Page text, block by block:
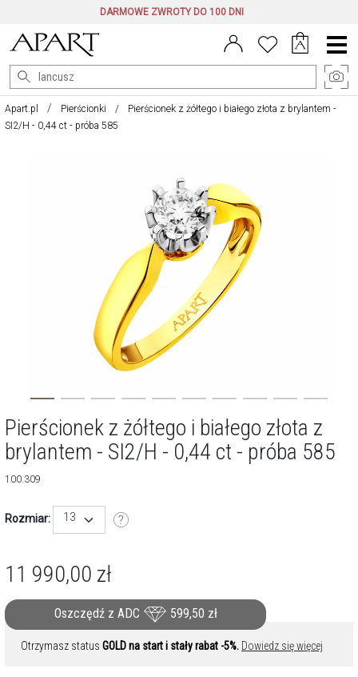
DARMOWE ZWROTY DO 100 DNI
Menu
główne
Apart.pl Pierścionki
Pierścionek z żółtego i białego złota z brylantem -
SI2/H - 0,44 ct - próba 585
Pierścionek z żółtego i białego złota z
brylantem - SI2/H - 0,44 ct - próba 585
100.309
Rozmiar: 13
11 990,00 zł
Oszczędź z ADC 599,50 zł
Otrzymasz status GOLD na start i stały rabat -5%. Dowiedz się więcej